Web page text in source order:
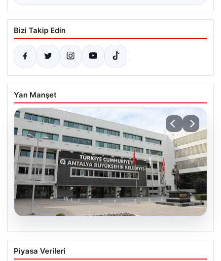
Bizi Takip Edin
Yan Manşet
Antalya Büyükşehir Belediyesi’ne
Yönelik Rüşvet ve Yolsuzluk
Piyasa Verileri